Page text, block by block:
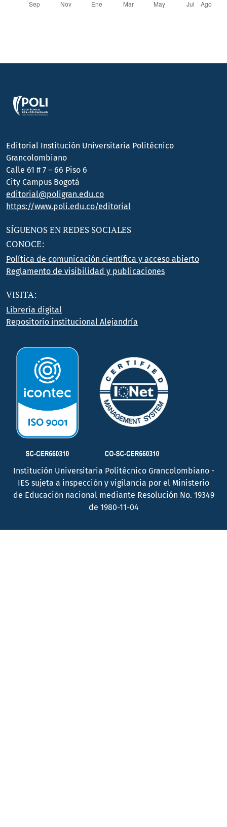
Editorial Institución Universitaria Politécnico
Grancolombiano
Calle 61 # 7 – 66 Piso 6
City Campus Bogotá
editorial@poligran.edu.co
https://www.poli.edu.co/editorial
SÍGUENOS EN REDES SOCIALES
CONOCE:
Política de comunicación científica y acceso abierto
Reglamento de visibilidad y publicaciones
VISITA:
Librería digital
Repositorio institucional Alejandría
Institución Universitaria Politécnico Grancolombiano -
IES sujeta a inspección y vigilancia por el Ministerio
de Educación nacional mediante Resolución No. 19349
de 1980-11-04